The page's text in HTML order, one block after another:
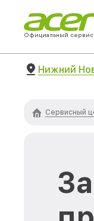
Официальный
Нижний
Сервисный